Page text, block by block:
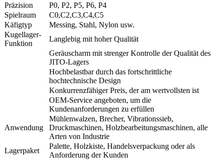
Präzision
P0, P2, P5, P6, P4
Spielraum
C0,C2,C3,C4,C5
Käfigtyp
Messing, Stahl, Nylon usw.
Kugellager-
Funktion
Langlebig mit hoher Qualität
Geräuscharm mit strenger Kontrolle der Qualität des
JITO-Lagers
Hochbelastbar durch das fortschrittliche
hochtechnische Design
Konkurrenzfähiger Preis, der am wertvollsten ist
OEM-Service angeboten, um die
Kundenanforderungen zu erfüllen
Anwendung
Mühlenwalzen, Brecher, Vibrationssieb,
Druckmaschinen, Holzbearbeitungsmaschinen, alle
Arten von Industrie
Lagerpaket
Palette, Holzkiste, Handelsverpackung oder als
Anforderung der Kunden